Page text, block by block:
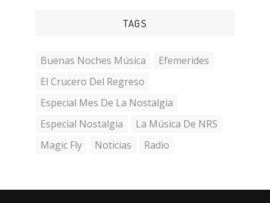
TAGS
Buenas Noches Música
Efemerides
El Crucero Del Regreso
Especial Mes De La Nostalgia
Especial Nostalgia
La Música De NRS
Magic Fly
Noticias Radio